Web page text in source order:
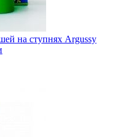
на ступнях Argussy